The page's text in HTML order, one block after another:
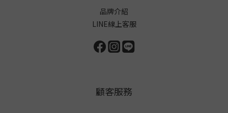
品牌介紹
LINE線上客服
顧客服務